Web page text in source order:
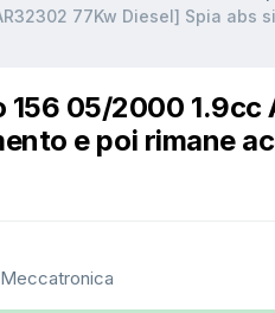
77Kw Diesel] Spia
156 05/2000 1.9cc
e poi rimane
Meccatronica